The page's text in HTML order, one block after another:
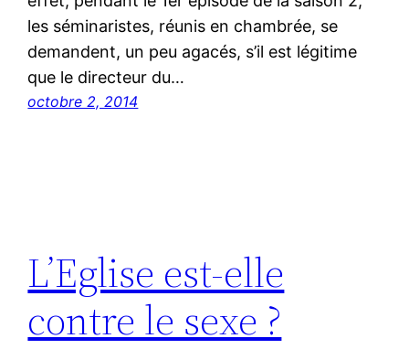
les séminaristes, réunis en chambrée, se
demandent, un peu agacés, s’il est légitime
que le directeur du…
octobre 2, 2014
L’Eglise est-elle
contre le sexe ?